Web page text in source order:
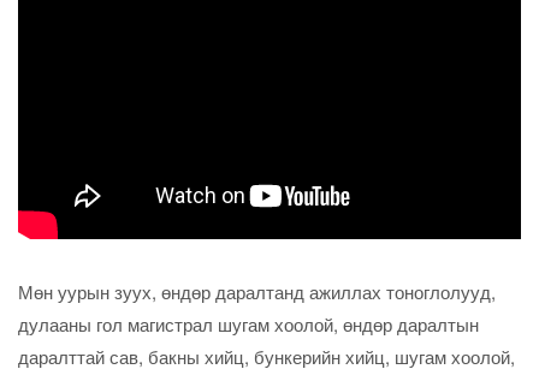
Мөн уурын зуух, өндөр даралтанд ажиллах тоноглолууд,
дулааны гол магистрал шугам хоолой, өндөр даралтын
даралттай сав, бакны хийц, бункерийн хийц, шугам хоолой,